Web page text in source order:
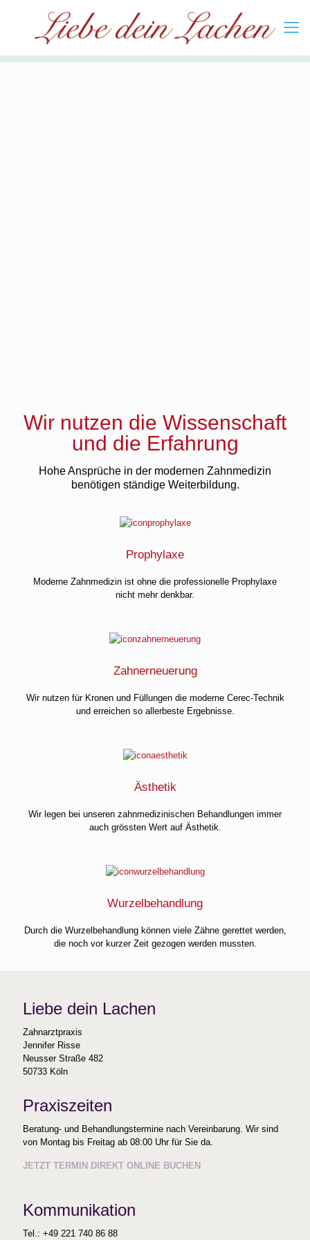
Wir nutzen die Wissenschaft
und die Erfahrung
Hohe Ansprüche in der modernen Zahnmedizin
benötigen ständige Weiterbildung.
Prophylaxe
Moderne Zahnmedizin ist ohne die professionelle Prophylaxe
nicht mehr denkbar.
Zahnerneuerung
Wir nutzen für Kronen und Füllungen die moderne Cerec-Technik
und erreichen so allerbeste Ergebnisse.
Ästhetik
Wir legen bei unseren zahnmedizinischen Behandlungen immer
auch grössten Wert auf Ästhetik.
Wurzelbehandlung
Durch die Wurzelbehandlung können viele Zähne gerettet werden,
die noch vor kurzer Zeit gezogen werden mussten.
Liebe dein Lachen
Zahnarztpraxis
Jennifer Risse
Neusser Straße 482
50733 Köln
Praxiszeiten
Beratung- und Behandlungstermine nach Vereinbarung. Wir sind
von Montag bis Freitag ab 08:00 Uhr für Sie da.
JETZT TERMIN DIREKT ONLINE BUCHEN
Kommunikation
Tel.: +49 221 740 86 88